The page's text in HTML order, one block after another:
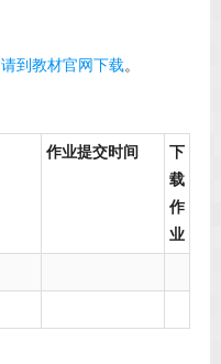
请到教材官网下载。
作业提交时间
下
载
作
业